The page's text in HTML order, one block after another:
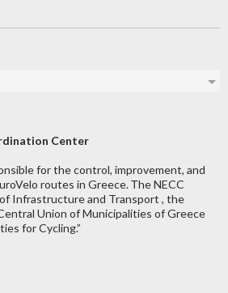
Center
for the control, improvement, and
routes in Greece. Τhe NECC
Infrastructure and Transport , the
Union of Municipalities of Greece
for Cycling.”